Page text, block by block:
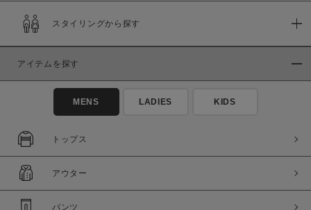
この条件で絞り込む
スタイリングから探す
アイテムを探す
MENS LADIES KIDS
トップス
アウター
パンツ